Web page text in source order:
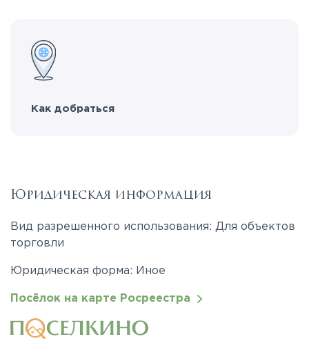
Как добраться
Юридическая информация
Вид разрешенного использования: Для объектов
торговли
Юридическая форма: Иное
Посёлок на карте Росреестра